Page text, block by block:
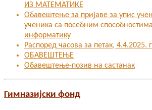
ИЗ МАТЕМАТИКЕ
Oбавештење за пријаве за упис
ученика са посебним
информатику
Распоред часова за петак, 4.4.2025.
ОБАВЕШТЕЊЕ
Обавештење-позив на састанак
Гимназијски фонд